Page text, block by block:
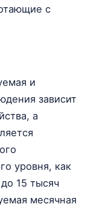
с
и
зависит
а
уровня, как
15 тысяч
месячная